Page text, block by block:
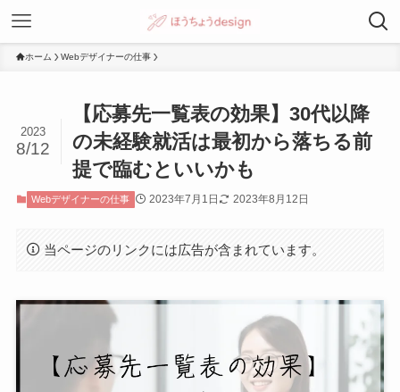
ホーム Webデザイナーの仕事
【応募先一覧表の効果】30代以降
の未経験就活は最初から落ちる前
提で臨むといいかも
2023
8/12
Webデザイナーの仕事 2023年7月1日 2023年8月12日
当ページのリンクには広告が含まれています。